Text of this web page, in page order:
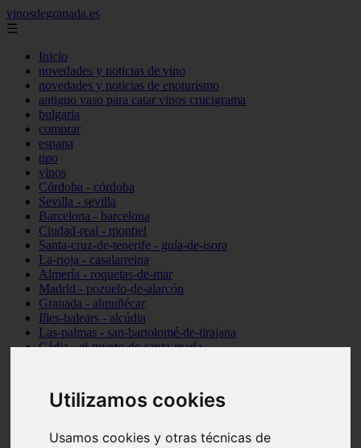
Utilizamos cookies
Usamos cookies y otras técnicas de
vinosdegranada.es
☰
Inicio
novedades y noticias de vino
novedades y noticias de enoturismo
antiguo vaso para catar vinos crucigrama
bulgaria
comprar
espana
tipo
vinos
Córdoba - córdoba
Sevilla - sevilla
Barcelona - barcelona
Ciudad-real - montiel
Santa-cruz-de-tenerife - guía-de-isora
La-rioja - casalarreina
Almería - roquetas-de-mar
Madrid - pozuelo-de-alarcón
Granada - almuñécar
Illes-balears - alcúdia
Las-palmas - san-bartolomé-de-tirajana
Cádiz - el-puerto-de-santa-maría
Santa-cruz-de-tenerife - los-llanos-de-aridane
Cantabria - suances
Granada - monachil